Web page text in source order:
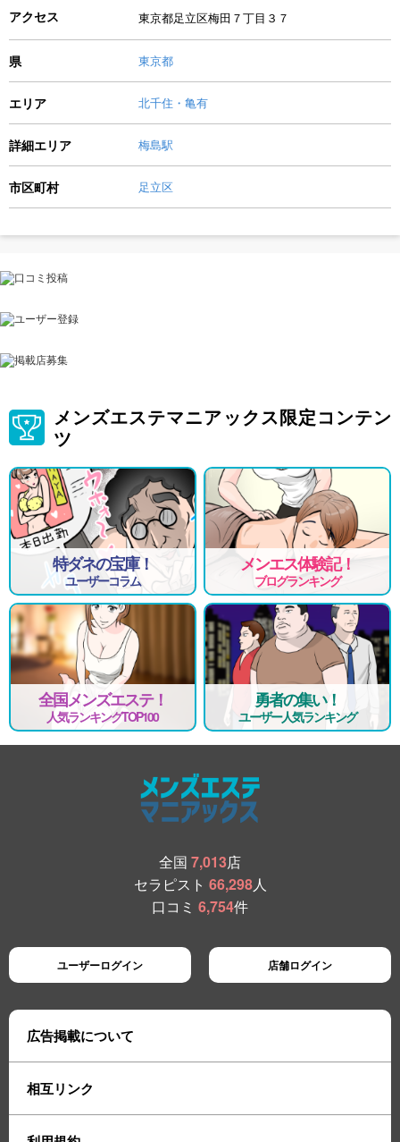
アクセス 東京都足立区梅田７丁目３７
県 東京都
エリア 北千住・亀有
詳細エリア 梅島駅
市区町村 足立区
メンズエステマニアックス限定コンテン
ツ
特ダネの宝庫！
ユーザーコラム
メンエス体験記！
ブログランキング
全国メンズエステ！
人気ランキングTOP100
勇者の集い！
ユーザー人気ランキング
全国 7,013店
セラピスト 66,298人
口コミ 6,754件
ユーザーログイン 店舗ログイン
広告掲載について
相互リンク